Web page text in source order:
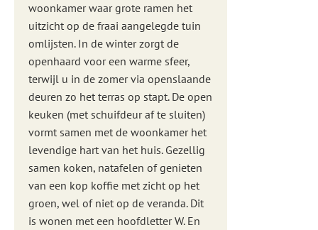
woonkamer waar grote ramen het
uitzicht op de fraai aangelegde tuin
omlijsten. In de winter zorgt de
openhaard voor een warme sfeer,
terwijl u in de zomer via openslaande
deuren zo het terras op stapt. De open
keuken (met schuifdeur af te sluiten)
vormt samen met de woonkamer het
levendige hart van het huis. Gezellig
samen koken, natafelen of genieten
van een kop koffie met zicht op het
groen, wel of niet op de veranda. Dit
is wonen met een hoofdletter W. En